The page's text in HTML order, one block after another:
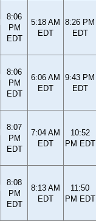
8:06
PM
EDT
5:18 AM
EDT
8:26 PM
EDT
8:06
PM
EDT
6:06 AM
EDT
9:43 PM
EDT
8:07
PM
EDT
7:04 AM
EDT
10:52
PM EDT
8:08
PM
EDT
8:13 AM
EDT
11:50
PM EDT